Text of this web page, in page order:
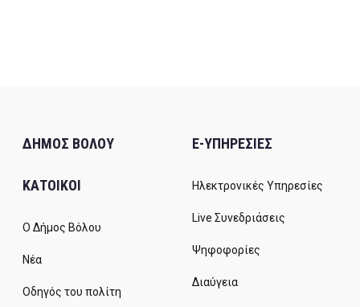
ΔΗΜΟΣ ΒΟΛΟΥ
ΚΑΤΟΙΚΟΙ
Ο Δήμος Βόλου
Νέα
Οδηγός του πολίτη
E-ΥΠΗΡΕΣΙΕΣ
Ηλεκτρονικές Υπηρεσίες
Live Συνεδριάσεις
Ψηφοφορίες
Διαύγεια